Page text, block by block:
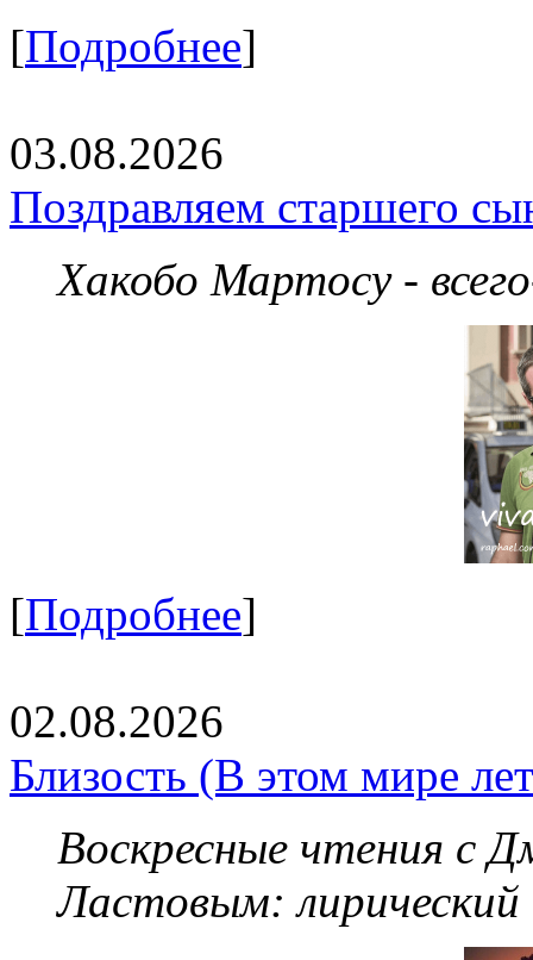
[Подробнее]
03.08.2026
Поздравляем старшего
Хакобо Мартосу -
[Подробнее]
02.08.2026
Близость (В этом мире
Воскресные чтения с
Ластовым: